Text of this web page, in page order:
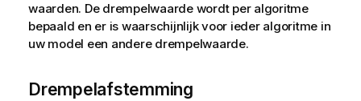
waarden. De drempelwaarde wordt per algoritme
bepaald en er is waarschijnlijk voor ieder algoritme in
uw model een andere drempelwaarde.
Drempelafstemming